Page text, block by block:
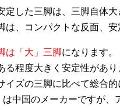
定した三脚は、三脚自体大
は、コンパクトな反面、安
は「大」三脚になります。
る程度大きく安定性があ
イズの三脚に比べて総合的
は中国のメーカーですが